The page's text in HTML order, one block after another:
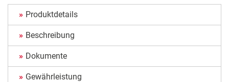
Produktdetails
Beschreibung
Dokumente
Gewährleistung